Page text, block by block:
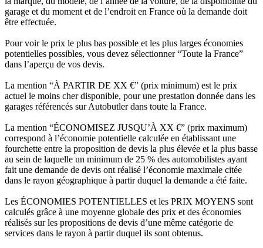
garage et du moment et de l’endroit en France où la demande doit
être effectuée.
Pour voir le prix le plus bas possible et les plus larges économies
potentielles possibles, vous devez sélectionner “Toute la France”
dans l’aperçu de vos devis.
La mention “À PARTIR DE XX €” (prix minimum) est le prix
actuel le moins cher disponible, pour une prestation donnée dans les
garages référencés sur Autobutler dans toute la France.
La mention “ÉCONOMISEZ JUSQU’À XX €” (prix maximum)
correspond à l’économie potentielle calculée en établissant une
fourchette entre la proposition de devis la plus élevée et la plus basse
au sein de laquelle un minimum de 25 % des automobilistes ayant
fait une demande de devis ont réalisé l’économie maximale citée
dans le rayon géographique à partir duquel la demande a été faite.
Les ÉCONOMIES POTENTIELLES et les PRIX MOYENS sont
calculés grâce à une moyenne globale des prix et des économies
réalisés sur les propositions de devis d’une même catégorie de
services dans le rayon à partir duquel ils sont obtenus.